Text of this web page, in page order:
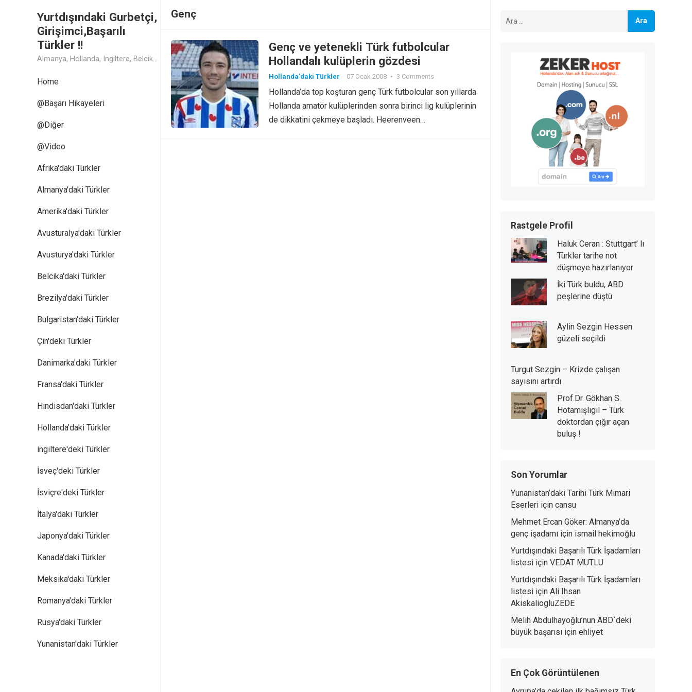
Yurtdışındaki Gurbetçi,
Girişimci,Başarılı
Türkler !!
Almanya, Hollanda, Ingiltere, Belcika, Fransa, Amerika, Cin, Rusya, Isvec, Isvicre, Yunanistan, Kanada, Avusturya Başarılı Muthis Türk lerin Hikaye ve Öykuleri, Turk Isadamlari, Turk Girisimciler, Avrupali Turkler
Home
@Başarı Hikayeleri
@Diğer
@Video
Afrika'daki Türkler
Almanya'daki Türkler
Amerika'daki Türkler
Avusturalya'daki Türkler
Avusturya'daki Türkler
Belcika'daki Türkler
Brezilya'daki Türkler
Bulgaristan'daki Türkler
Çin'deki Türkler
Danimarka'daki Türkler
Fransa'daki Türkler
Hindisdan'daki Türkler
Hollanda'daki Türkler
ingiltere'deki Türkler
İsveç'deki Türkler
İsviçre'deki Türkler
İtalya'daki Türkler
Japonya'daki Türkler
Kanada'daki Türkler
Meksika'daki Türkler
Romanya'daki Türkler
Rusya'daki Türkler
Yunanistan'daki Türkler
Genç
Genç ve yetenekli Türk futbolcular
Hollandalı kulüplerin gözdesi
Hollanda'daki Türkler 07 Ocak 2008 • 3 Comments
Hollanda’da top koşturan genç Türk futbolcular son yıllarda
Hollanda amatör kulüplerinden sonra birinci lig kulüplerinin
de dikkatini çekmeye başladı. Heerenveen…
Rastgele Profil
Haluk Ceran : Stuttgart’ lı
Türkler tarihe not
düşmeye hazırlanıyor
İki Türk buldu, ABD
peşlerine düştü
Aylin Sezgin Hessen
güzeli seçildi
Turgut Sezgin – Krizde çalışan
sayısını artırdı
Prof.Dr. Gökhan S.
Hotamışlıgil – Türk
doktordan çığır açan
buluş !
Son Yorumlar
Yunanistan’daki Tarihi Türk Mimari
Eserleri için cansu
Mehmet Ercan Göker: Almanya’da
genç işadamı için ismail hekimoğlu
Yurtdışındaki Başarılı Türk İşadamları
listesi için VEDAT MUTLU
Yurtdışındaki Başarılı Türk İşadamları
listesi için Ali Ihsan
AkiskaliogluZEDE
Melih Abdulhayoğlu’nun ABD`deki
büyük başarısı için ehliyet
En Çok Görüntülenen